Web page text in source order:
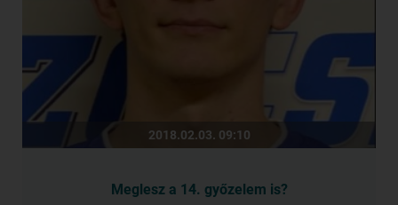
2018.02.03. 09:10
Meglesz a 14. győzelem is?